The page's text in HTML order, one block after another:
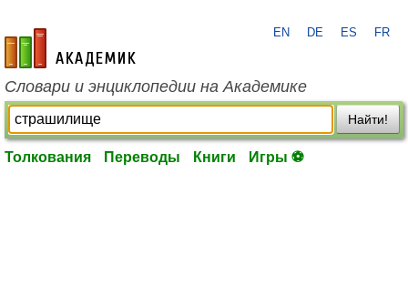
academic.ru
EN DE ES FR
Словари и энциклопедии на Академике
Найти!
Толкования Переводы Книги Игры ⚽